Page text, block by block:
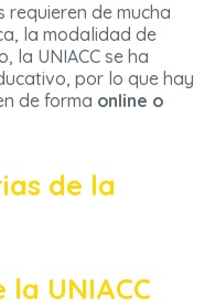
de mucha
la modalidad de
la UNIACC se ha
por lo que hay
de forma online o
de la
UNIACC